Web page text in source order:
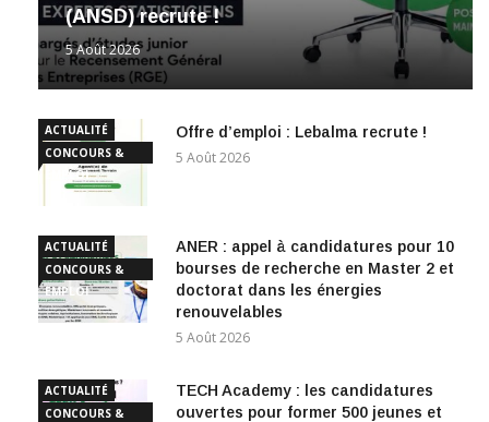
(ANSD) recrute !
5 Août 2026
ACTUALITÉ
CONCOURS &
EMPLOI
Offre d’emploi : Lebalma recrute !
5 Août 2026
ACTUALITÉ
CONCOURS &
EMPLOI
ANER : appel à candidatures pour 10
bourses de recherche en Master 2 et
doctorat dans les énergies
renouvelables
5 Août 2026
ACTUALITÉ
CONCOURS &
TECH Academy : les candidatures
ouvertes pour former 500 jeunes et